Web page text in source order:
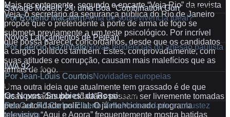
Mais recentemente, segundo o encarte “Veja Rio” da revista
Veja, o secretário da segurança pública do Rio de Janeiro
propõe que o pretendente a porte de arma de fogo se
submeta previamente a um teste psicológico. Por incrível
que possa parecer, concordamos, desde que os candidatos
a cargos políticos também. Estes, comprovadamente, com
suas atitudes e corrupção, causam mais malefícios que as
armas de fogo.
Uma outra ideia que atualmente tem grassado é de que
facas portadas por cidadãos possam ser livremente tomadas
pela autoridade policial. O já mencionado programa
televisivo “Aqui e Agora” frequentemente mostra batidas
Savage Modelo 24: uma Boa "Combination Gun" Especial
PorRogério MacafernArma de sobrevivência ideal?
40
Novos Lançamentos de PeteanCutelaria
Por Laércio GazinhatoNovas tendências do artesão paulista
44
IWA 92Especial
Por Jean-Louis CourtoisNovidades europeias
56
Os Novos "Snubbies" da RossiTeste
PorCel. R/I Carlos Elberto VellaModernidade e robustez
compacta